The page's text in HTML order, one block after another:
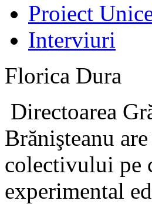
Proiect
Interviuri
Florica Dura
Directoarea
Brănişteanu
colectivului pe
experimental